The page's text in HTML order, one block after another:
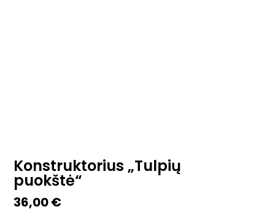
Konstruktorius „Tulpių
puokštė“
36,00€